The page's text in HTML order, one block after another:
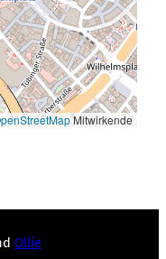
Mitwirkende
Ollie